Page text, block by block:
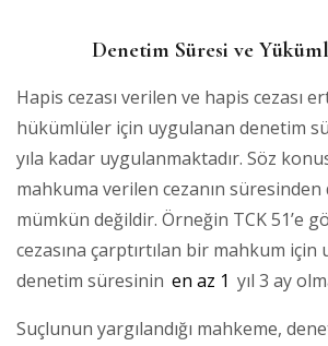
Denetim Süresi ve
Hapis cezası verilen ve hapis cezası
hükümlüler için uygulanan denetim
yıla kadar uygulanmaktadır. Söz
mahkuma verilen cezanın süresinden
mümkün değildir. Örneğin TCK 51’e
cezasına çarptırtılan bir mahkum
denetim süresinin en az 1 yıl 3 ay
Suçlunun yargılandığı mahkeme,